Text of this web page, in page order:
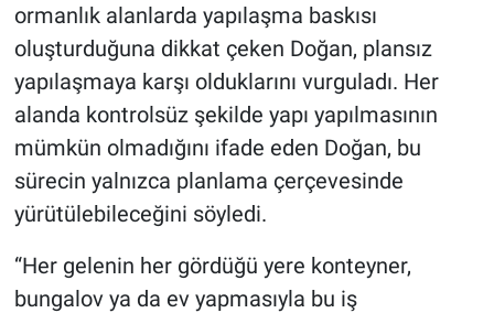
ormanlık alanlarda yapılaşma baskısı
oluşturduğuna dikkat çeken Doğan, plansız
yapılaşmaya karşı olduklarını vurguladı. Her
alanda kontrolsüz şekilde yapı yapılmasının
mümkün olmadığını ifade eden Doğan, bu
sürecin yalnızca planlama çerçevesinde
yürütülebileceğini söyledi.
“Her gelenin her gördüğü yere konteyner,
bungalov ya da ev yapmasıyla bu iş